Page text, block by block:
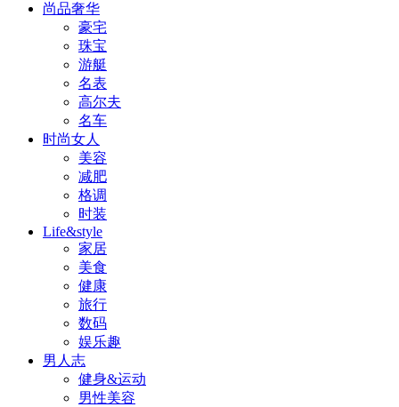
尚品奢华
豪宅
珠宝
游艇
名表
高尔夫
名车
时尚女人
美容
减肥
格调
时装
Life&style
家居
美食
健康
旅行
数码
娱乐趣
男人志
健身&运动
男性美容